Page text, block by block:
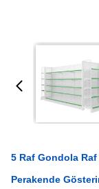
5 Raf Gondola Raf
Perakende